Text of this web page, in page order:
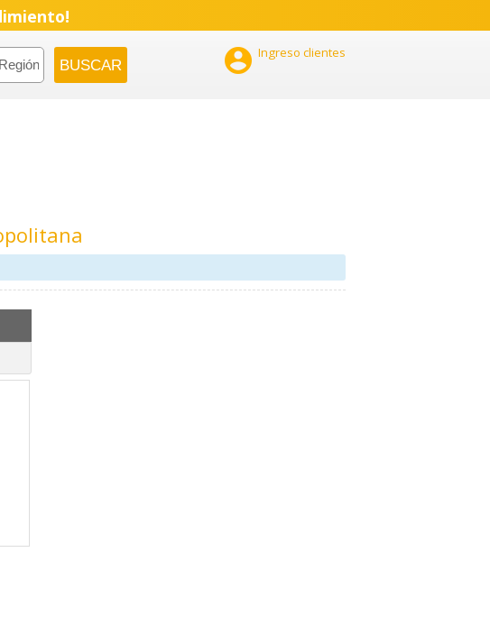
 Ingreso clientes